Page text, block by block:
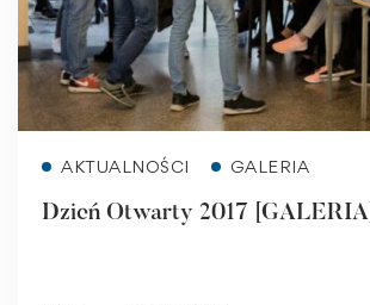
AKTUALNOŚCI GALERIA
Dzień Otwarty 2017 [GALERIA]